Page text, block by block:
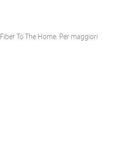
To The Home. Per maggiori